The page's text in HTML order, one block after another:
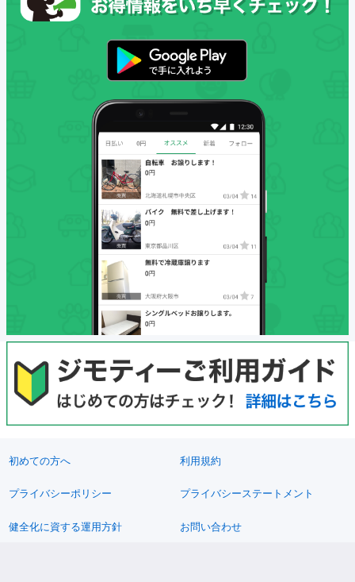
初めての方へ 利用規約
プライバシーポリシー プライバシーステートメント
健全化に資する運用方針 お問い合わせ